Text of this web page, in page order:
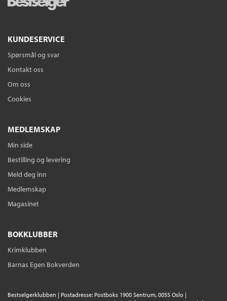
KUNDESERVICE
Spørsmål og svar
Kontakt oss
Om oss
Cookies
MEDLEMSKAP
Min side
Bestilling og levering
Meld deg inn
Medlemskap
Magasinet
BOKKLUBBER
Krimklubben
Barnas Egen Bokverden
Bestselgerklubben | Postadresse: Postboks 1900 Sentrum, 0055 Oslo |